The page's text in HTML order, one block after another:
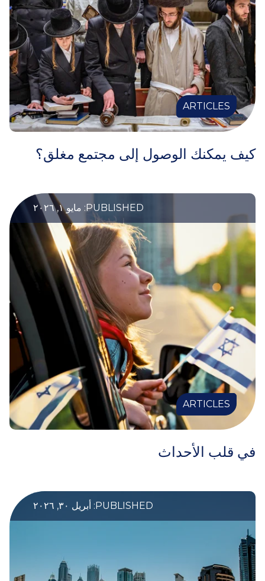
ARTICLES
كيف يمكنك الوصول إلى مجتمع مغلق؟
PUBLISHED: مايو ١, ٢٠٢٦
ARTICLES
في قلب الأحداث
PUBLISHED: أبريل ٣٠, ٢٠٢٦